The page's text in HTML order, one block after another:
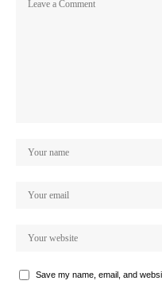
Save my name, email, and